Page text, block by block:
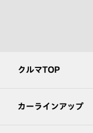
クルマTOP
カーラインアップ